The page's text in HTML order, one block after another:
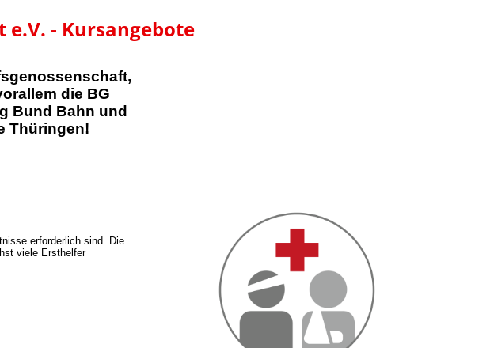
e.V. - Kursangebote
die BG
Bund Bahn und
Thüringen!
erforderlich sind. Die
viele Ersthelfer